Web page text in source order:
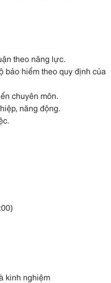
theo năng lực.
hiểm theo quy định của
chuyên môn.
năng động.
kinh nghiệm